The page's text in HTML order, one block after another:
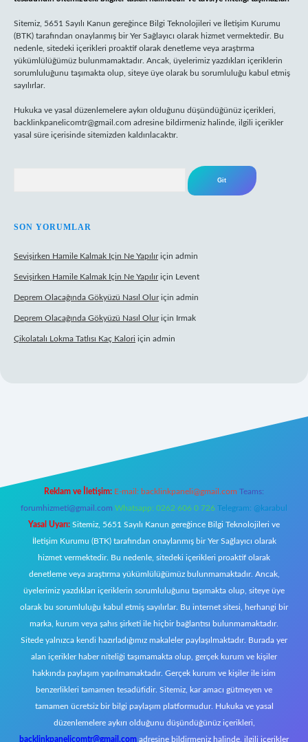
Sitemiz, 5651 Sayılı Kanun gereğince Bilgi Teknolojileri ve İletişim Kurumu
(BTK) tarafından onaylanmış bir Yer Sağlayıcı olarak hizmet vermektedir. Bu
nedenle, sitedeki içerikleri proaktif olarak denetleme veya araştırma
yükümlülüğümüz bulunmamaktadır. Ancak, üyelerimiz yazdıkları içeriklerin
sorumluluğunu taşımakta olup, siteye üye olarak bu sorumluluğu kabul etmiş
sayılırlar.
Hukuka ve yasal düzenlemelere aykırı olduğunu düşündüğünüz içerikleri,
backlinkpanelicomtr@gmail.com adresine bildirmeniz halinde, ilgili içerikler
yasal süre içerisinde sitemizden kaldırılacaktır.
SON YORUMLAR
Sevişirken Hamile Kalmak Için Ne Yapılıriçin admin
Sevişirken Hamile Kalmak Için Ne Yapılıriçin Levent
Deprem Olacağında Gökyüzü Nasıl Oluriçin admin
Deprem Olacağında Gökyüzü Nasıl Oluriçin Irmak
Çikolatalı Lokma Tatlısı Kaç Kalori için admin
Reklam ve İletişim: E-mail: backlinkpaneli@gmail.com Teams:
forumhizmeti@gmail.com Whatsapp: 0262 606 0 726 Telegram: @karabul
Yasal Uyarı: Sitemiz, 5651 Sayılı Kanun gereğince Bilgi Teknolojileri ve
İletişim Kurumu (BTK) tarafından onaylanmış bir Yer Sağlayıcı olarak
hizmet vermektedir. Bu nedenle, sitedeki içerikleri proaktif olarak
denetleme veya araştırma yükümlülüğümüz bulunmamaktadır. Ancak,
üyelerimiz yazdıkları içeriklerin sorumluluğunu taşımakta olup, siteye üye
olarak bu sorumluluğu kabul etmiş sayılırlar. Bu internet sitesi, herhangi bir
marka, kurum veya şahıs şirketi ile hiçbir bağlantısı bulunmamaktadır.
Sitede yalnızca kendi hazırladığımız makaleler paylaşılmaktadır. Burada yer
alan içerikler haber niteliği taşımamakta olup, gerçek kurum ve kişiler
hakkında paylaşım yapılmamaktadır. Gerçek kurum ve kişiler ile isim
benzerlikleri tamamen tesadüfidir. Sitemiz, kar amacı gütmeyen ve
tamamen ücretsiz bir bilgi paylaşım platformudur. Hukuka ve yasal
düzenlemelere aykırı olduğunu düşündüğünüz içerikleri,
backlinkpanelicomtr@gmail.com adresine bildirmeniz halinde, ilgili içerikler